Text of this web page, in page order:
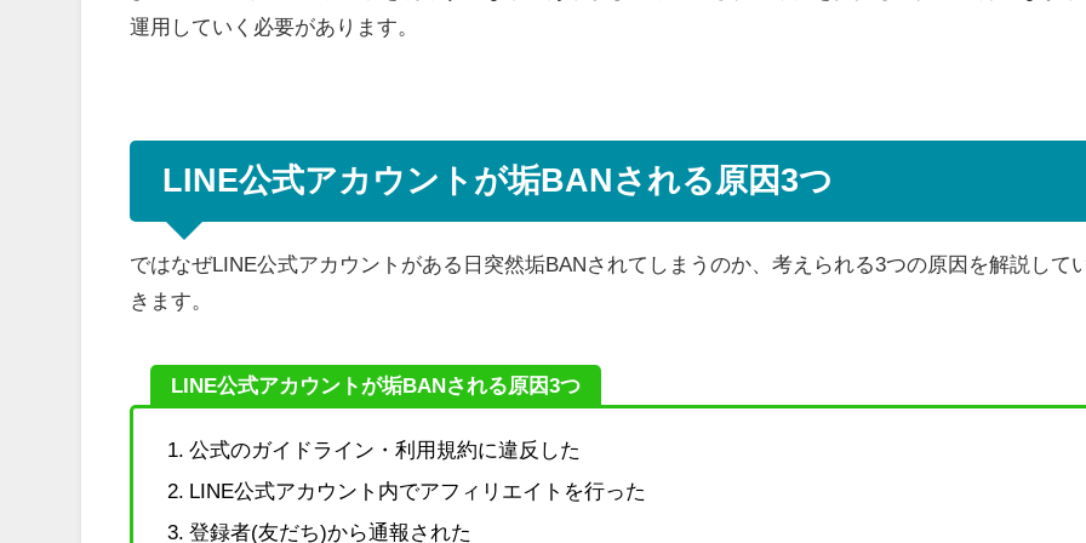
運用していく必要があります。
LINE公式アカウントが垢BANされる原因3つ
ではなぜLINE公式アカウントがある日突然垢BANされてしまうのか、考えられる3つの原因を解説して
きます。
LINE公式アカウントが垢BANされる原因3つ
公式のガイドライン・利用規約に違反した
LINE公式アカウント内でアフィリエイトを行った
登録者(友だち)から通報された